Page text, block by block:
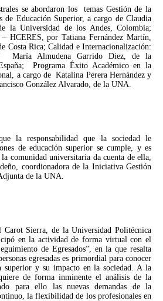
se abordaron los temas Gestión de la
de Educación Superior, a cargo de Claudia
la Universidad de los Andes, Colombia;
HCERES, por Tatiana Fernández Martín,
Costa Rica; Calidad e Internacionalización:
María Almudena Garrido Diez, de la
Programa Éxito Académico en la
a cargo de Katalina Perera Hernández y
González Alvarado, de la UNA.
la responsabilidad que la sociedad le
de educación superior se cumple, y es
comunidad universitaria da cuenta de ella,
coordionadora de la Iniciativa Gestión
de la UNA.
Carot Sierra, de la Universidad Politécnica
en la actividad de forma virtual con el
de Egresados”, en la que resalta
egresadas es primordial para conocer
superior y su impacto en la sociedad. A la
de forma inminente el análisis de la
para ello las nuevas demandas de la
la flexibilidad de los profesionales en